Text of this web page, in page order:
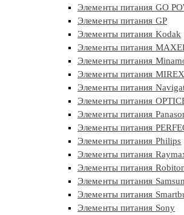
Элементы питания GO
Элементы питания GP
Элементы питания Kodak
Элементы питания
Элементы питания
Элементы питания MIREX
Элементы питания
Элементы питания
Элементы питания
Элементы питания
Элементы питания Philips
Элементы питания
Элементы питания
Элементы питания
Элементы питания
Элементы питания Sony